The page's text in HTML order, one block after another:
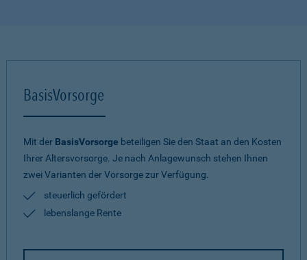
BasisVorsorge
Mit der BasisVorsorge beteiligen Sie den Staat an den Kosten
Ihrer Altersvorsorge. Je nach Anlagewunsch stehen Ihnen
zwei Varianten der Vorsorge zur Verfügung.
steuerlich gefördert
lebenslange Rente